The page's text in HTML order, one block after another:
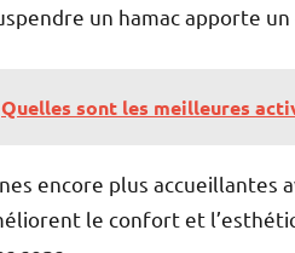
un hamac apporte
Quelles sont les meilleures
encore plus accueillantes
le confort et